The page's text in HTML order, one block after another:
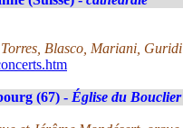
Blasco, Mariani, Guridi
(67) - Église du Bouclier